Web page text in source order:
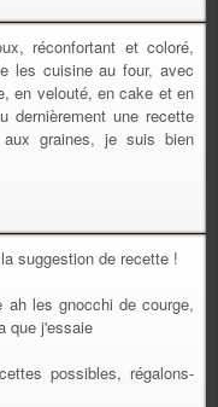
réconfortant et coloré,
les cuisine au four, avec
en velouté, en cake et en
dernièrement une recette
graines, je suis bien
suggestion de recette !
ah les gnocchi de courge,
que j'essaie
possibles, régalons-